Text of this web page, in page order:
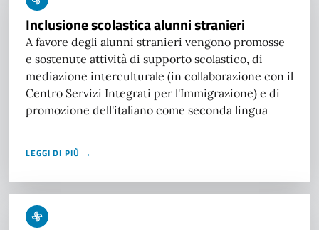
Inclusione scolastica alunni stranieri
A favore degli alunni stranieri vengono promosse
e sostenute attività di supporto scolastico, di
mediazione interculturale (in collaborazione con il
Centro Servizi Integrati per l'Immigrazione) e di
promozione dell'italiano come seconda lingua
LEGGI DI PIÙ →